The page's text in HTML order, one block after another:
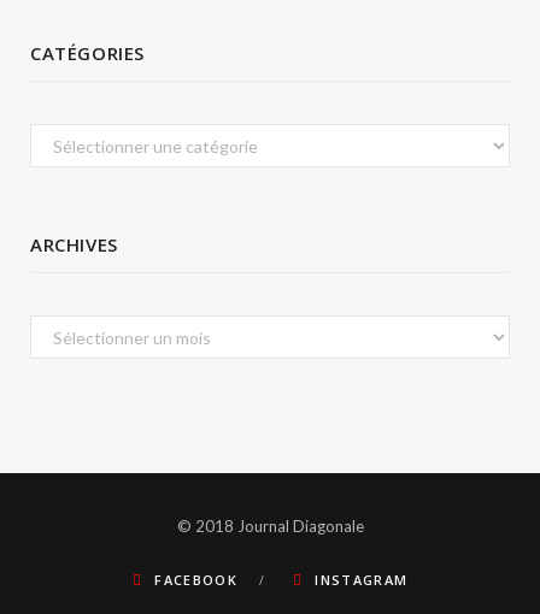
CATÉGORIES
Catégories
ARCHIVES
Archives
© 2018 Journal Diagonale
FACEBOOK INSTAGRAM